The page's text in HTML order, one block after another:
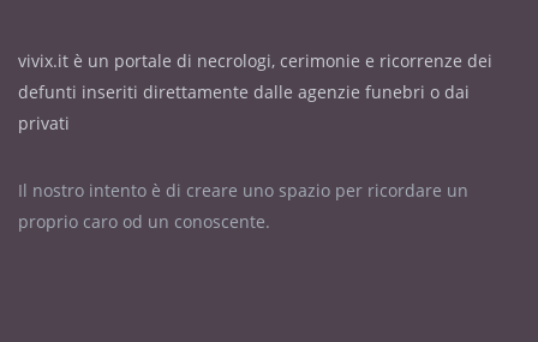
vivix.it è un portale di necrologi, cerimonie e ricorrenze dei
defunti inseriti direttamente dalle agenzie funebri o dai
privati
Il nostro intento è di creare uno spazio per ricordare un
proprio caro od un conoscente.